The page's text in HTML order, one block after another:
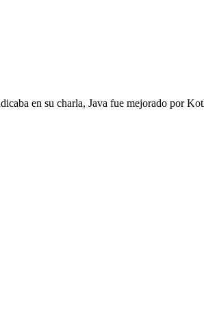
en su charla, Java fue mejorado por